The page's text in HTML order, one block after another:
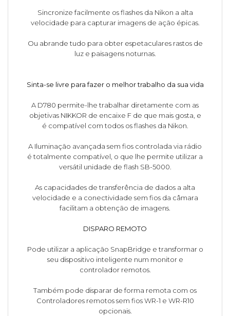
Sincronize facilmente os flashes da Nikon a alta
velocidade para capturar imagens de ação épicas.
Ou abrande tudo para obter espetaculares rastos de
luz e paisagens noturnas.
Sinta-se livre para fazer o melhor trabalho da sua vida
A D780 permite-lhe trabalhar diretamente com as
objetivas NIKKOR de encaixe F de que mais gosta, e
é compatível com todos os flashes da Nikon.
A Iluminação avançada sem fios controlada via rádio
é totalmente compatível, o que lhe permite utilizar a
versátil unidade de flash SB-5000.
As capacidades de transferência de dados a alta
velocidade e a conectividade sem fios da câmara
facilitam a obtenção de imagens.
DISPARO REMOTO
Pode utilizar a aplicação SnapBridge e transformar o
seu dispositivo inteligente num monitor e
controlador remotos.
Também pode disparar de forma remota com os
Controladores remotos sem fios WR-1 e WR-R10
opcionais.